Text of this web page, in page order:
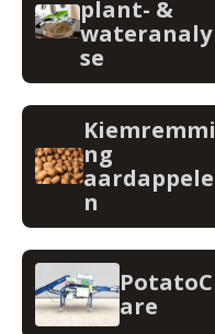
plant- &
wateranaly
se
Kiemremmi
ng
aardappele
n
PotatoC
are